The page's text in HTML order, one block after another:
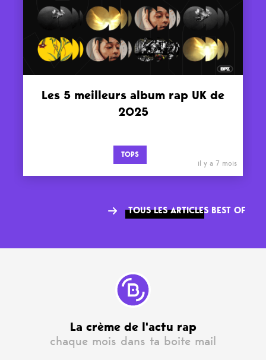
Les 5 meilleurs album rap UK de
2025
TOPS
il y a 7 mois
TOUS LES ARTICLES BEST OF
La crème de l'actu rap
chaque mois dans ta boite mail